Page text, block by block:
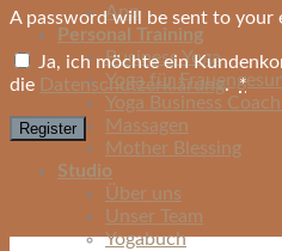
App
Personal Training
Business Yoga
Yoga für
Yoga Business
Massagen
Mother Blessing
Studio
Über uns
Unser Team
Yogabuch
A password will be sent to your
Ja, ich möchte ein
die Datenschutzerklärung. *
Register